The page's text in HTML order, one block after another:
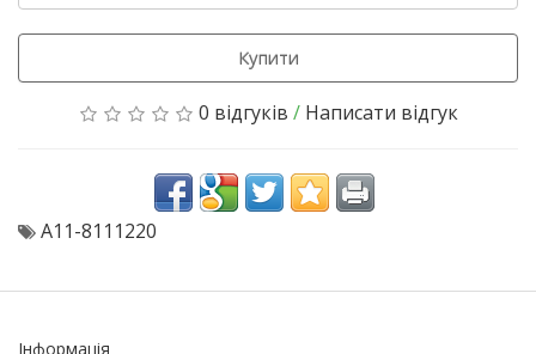
Купити
0 відгуків / Написати відгук
A11-8111220
Інформація